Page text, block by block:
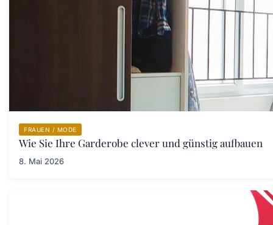
FRAUEN / MODE
Wie Sie Ihre Garderobe clever und günstig aufbauen
8. Mai 2026